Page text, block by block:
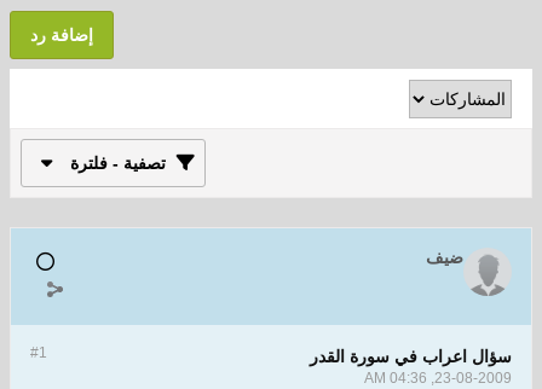
إضافة رد
تصفية - فلترة
ضيف
#1 سؤال اعراب في سورة القدر
23-08-2009, 04:36 AM